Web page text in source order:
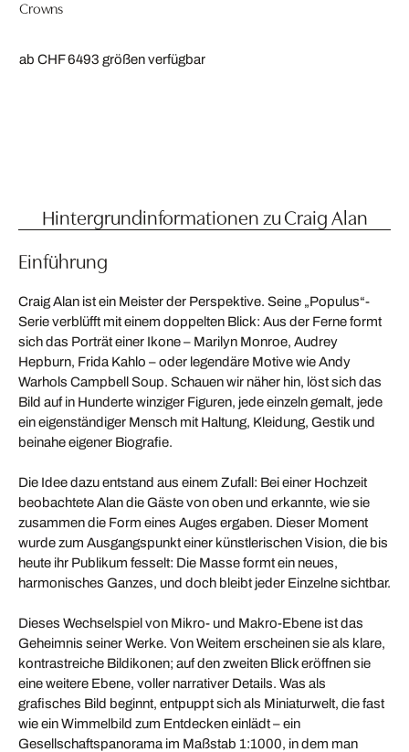
Crowns
ab CHF 6493 größen verfügbar
Hintergrundinformationen zu Craig Alan
Einführung
Craig Alan ist ein Meister der Perspektive. Seine „Populus“-
Serie verblüfft mit einem doppelten Blick: Aus der Ferne formt
sich das Porträt einer Ikone – Marilyn Monroe, Audrey
Hepburn, Frida Kahlo – oder legendäre Motive wie Andy
Warhols Campbell Soup. Schauen wir näher hin, löst sich das
Bild auf in Hunderte winziger Figuren, jede einzeln gemalt, jede
ein eigenständiger Mensch mit Haltung, Kleidung, Gestik und
beinahe eigener Biografie.
Die Idee dazu entstand aus einem Zufall: Bei einer Hochzeit
beobachtete Alan die Gäste von oben und erkannte, wie sie
zusammen die Form eines Auges ergaben. Dieser Moment
wurde zum Ausgangspunkt einer künstlerischen Vision, die bis
heute ihr Publikum fesselt: Die Masse formt ein neues,
harmonisches Ganzes, und doch bleibt jeder Einzelne sichtbar.
Dieses Wechselspiel von Mikro- und Makro-Ebene ist das
Geheimnis seiner Werke. Von Weitem erscheinen sie als klare,
kontrastreiche Bildikonen; auf den zweiten Blick eröffnen sie
eine weitere Ebene, voller narrativer Details. Was als
grafisches Bild beginnt, entpuppt sich als Miniaturwelt, die fast
wie ein Wimmelbild zum Entdecken einlädt – ein
Gesellschaftspanorama im Maßstab 1:1000, in dem man